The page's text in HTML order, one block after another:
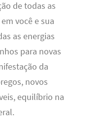
de todas as
você e sua
as energias
para novas
da
novos
equilíbrio na